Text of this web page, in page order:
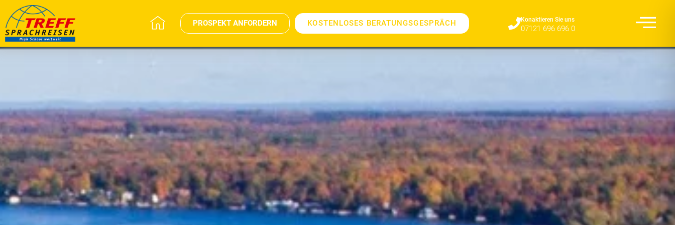
PROSPEKT ANFORDERN KOSTENLOSES BERATUNGSGESPRÄCH Konaktieren Sie uns​
07121 696 696 0